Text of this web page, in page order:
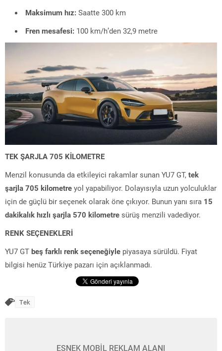
Maksimum hız: Saatte 300 km
Fren mesafesi: 100 km/h’den 32,9 metre
TEK ŞARJLA 705 KİLOMETRE
Menzil konusunda da etkileyici rakamlar sunan YU7 GT, tek
şarjla 705 kilometre yol yapabiliyor. Dolayısıyla uzun yolculuklar
için de güçlü bir seçenek olarak öne çıkıyor. Bunun yanı sıra 15
dakikalık hızlı şarjla 570 kilometre sürüş menzili vadediyor.
RENK SEÇENEKLERİ
YU7 GT beş farklı renk seçeneğiyle piyasaya sürüldü. Fiyat
bilgisi henüz Türkiye pazarı için açıklanmadı.
Tek
ESNEK MOBİL REKLAM ALANI